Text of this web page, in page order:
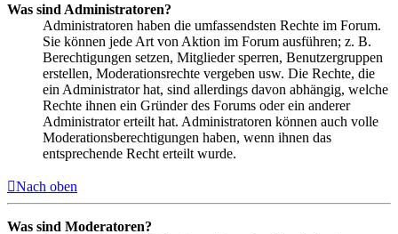
Was sind Administratoren?
Administratoren haben die umfassendsten Rechte im Forum.
Sie können jede Art von Aktion im Forum ausführen; z. B.
Berechtigungen setzen, Mitglieder sperren, Benutzergruppen
erstellen, Moderationsrechte vergeben usw. Die Rechte, die
ein Administrator hat, sind allerdings davon abhängig, welche
Rechte ihnen ein Gründer des Forums oder ein anderer
Administrator erteilt hat. Administratoren können auch volle
Moderationsberechtigungen haben, wenn ihnen das
entsprechende Recht erteilt wurde.
Nach oben
Was sind Moderatoren?